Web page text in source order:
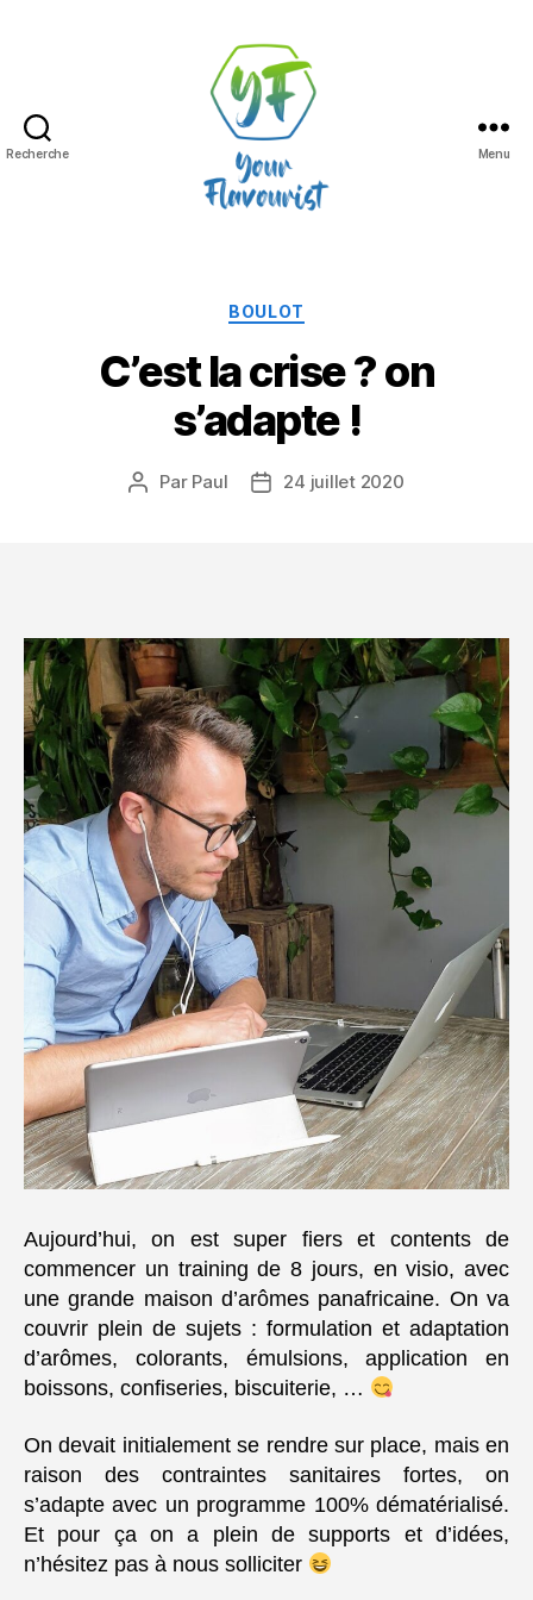
Recherche
blog
Menu
Catégories
BOULOT
C’est la crise ? on
s’adapte !
Auteur
Par Paul
Date24 juillet 2020
Aujourd’hui, on est super fiers et contents de
commencer un training de 8 jours, en visio, avec
une grande maison d’arômes panafricaine. On va
couvrir plein de sujets : formulation et adaptation
d’arômes, colorants, émulsions, application en
boissons, confiseries, biscuiterie, …
On devait initialement se rendre sur place, mais en
raison des contraintes sanitaires fortes, on
s’adapte avec un programme 100% dématérialisé.
Et pour ça on a plein de supports et d’idées,
n’hésitez pas à nous solliciter